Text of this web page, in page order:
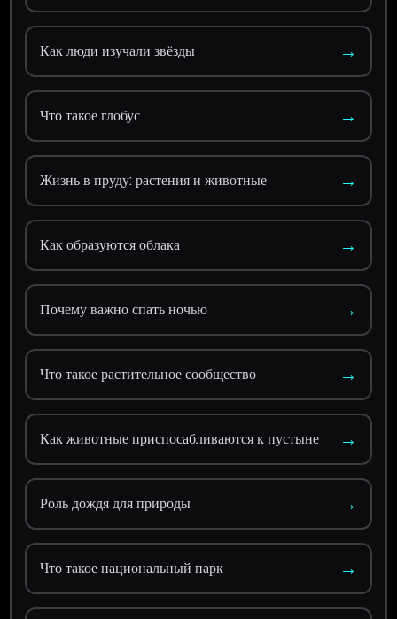
Как люди изучали звёзды →
Что такое глобус →
Жизнь в пруду: растения и животные →
Как образуются облака →
Почему важно спать ночью →
Что такое растительное сообщество →
Как животные приспосабливаются к пустыне →
Роль дождя для природы →
Что такое национальный парк →